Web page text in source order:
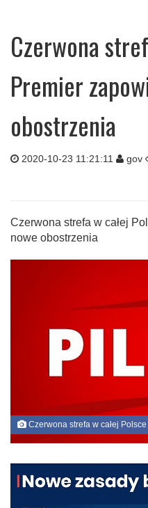
Czerwona
Premier
obostrzenia
2020-10-23 11:21:11 gov
Czerwona strefa w całej
nowe obostrzenia
Czerwona strefa w całej Polsce